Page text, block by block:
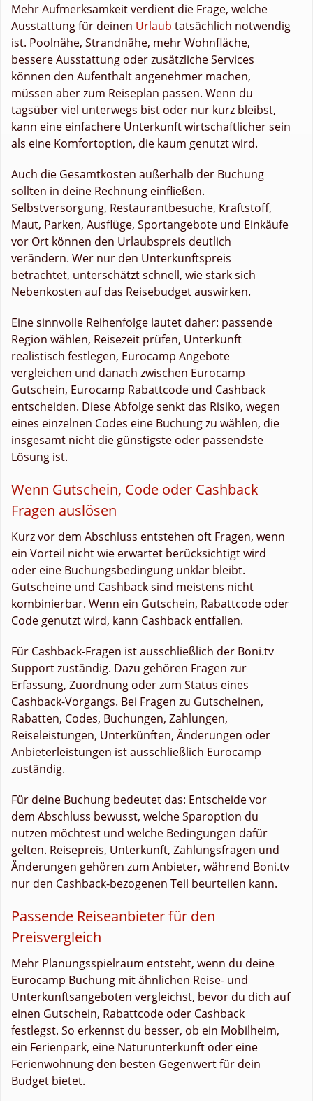
Mehr Aufmerksamkeit verdient die Frage, welche
Ausstattung für deinen Urlaub tatsächlich notwendig
ist. Poolnähe, Strandnähe, mehr Wohnfläche,
bessere Ausstattung oder zusätzliche Services
können den Aufenthalt angenehmer machen,
müssen aber zum Reiseplan passen. Wenn du
tagsüber viel unterwegs bist oder nur kurz bleibst,
kann eine einfachere Unterkunft wirtschaftlicher sein
als eine Komfortoption, die kaum genutzt wird.
Auch die Gesamtkosten außerhalb der Buchung
sollten in deine Rechnung einfließen.
Selbstversorgung, Restaurantbesuche, Kraftstoff,
Maut, Parken, Ausflüge, Sportangebote und Einkäufe
vor Ort können den Urlaubspreis deutlich
verändern. Wer nur den Unterkunftspreis
betrachtet, unterschätzt schnell, wie stark sich
Nebenkosten auf das Reisebudget auswirken.
Eine sinnvolle Reihenfolge lautet daher: passende
Region wählen, Reisezeit prüfen, Unterkunft
realistisch festlegen, Eurocamp Angebote
vergleichen und danach zwischen Eurocamp
Gutschein, Eurocamp Rabattcode und Cashback
entscheiden. Diese Abfolge senkt das Risiko, wegen
eines einzelnen Codes eine Buchung zu wählen, die
insgesamt nicht die günstigste oder passendste
Lösung ist.
Wenn Gutschein, Code oder Cashback
Fragen auslösen
Kurz vor dem Abschluss entstehen oft Fragen, wenn
ein Vorteil nicht wie erwartet berücksichtigt wird
oder eine Buchungsbedingung unklar bleibt.
Gutscheine und Cashback sind meistens nicht
kombinierbar. Wenn ein Gutschein, Rabattcode oder
Code genutzt wird, kann Cashback entfallen.
Für Cashback-Fragen ist ausschließlich der Boni.tv
Support zuständig. Dazu gehören Fragen zur
Erfassung, Zuordnung oder zum Status eines
Cashback-Vorgangs. Bei Fragen zu Gutscheinen,
Rabatten, Codes, Buchungen, Zahlungen,
Reiseleistungen, Unterkünften, Änderungen oder
Anbieterleistungen ist ausschließlich Eurocamp
zuständig.
Für deine Buchung bedeutet das: Entscheide vor
dem Abschluss bewusst, welche Sparoption du
nutzen möchtest und welche Bedingungen dafür
gelten. Reisepreis, Unterkunft, Zahlungsfragen und
Änderungen gehören zum Anbieter, während Boni.tv
nur den Cashback-bezogenen Teil beurteilen kann.
Passende Reiseanbieter für den
Preisvergleich
Mehr Planungsspielraum entsteht, wenn du deine
Eurocamp Buchung mit ähnlichen Reise- und
Unterkunftsangeboten vergleichst, bevor du dich auf
einen Gutschein, Rabattcode oder Cashback
festlegst. So erkennst du besser, ob ein Mobilheim,
ein Ferienpark, eine Naturunterkunft oder eine
Ferienwohnung den besten Gegenwert für dein
Budget bietet.